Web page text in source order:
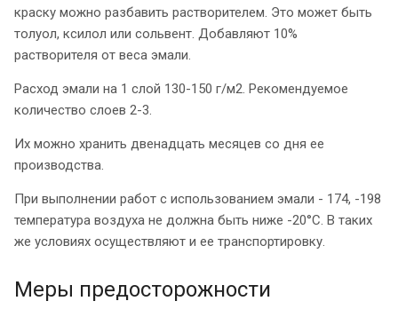
краску можно разбавить растворителем. Это может быть
толуол, ксилол или сольвент. Добавляют 10%
растворителя от веса эмали.
Расход эмали на 1 слой 130-150 г/м2. Рекомендуемое
количество слоев 2-3.
Их можно хранить двенадцать месяцев со дня ее
производства.
При выполнении работ с использованием эмали - 174, -198
температура воздуха не должна быть ниже -20°С. В таких
же условиях осуществляют и ее транспортировку.
Меры предосторожности